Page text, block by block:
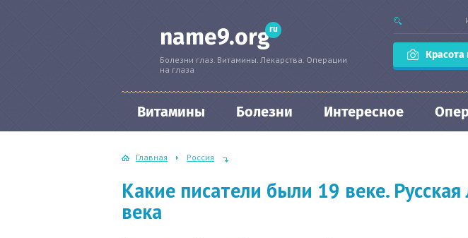
name9.orgru
Болезни глаз. Витамины. Лекарства. Операции
на глаза
Красота
Витамины Болезни Интересное
Главная Россия
Какие писатели были 19 веке.
века